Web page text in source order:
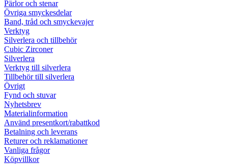
Pärlor och stenar
Övriga smyckesdelar
Band, tråd och smyckevajer
Verktyg
Silverlera och tillbehör
Cubic Zirconer
Silverlera
Verktyg till silverlera
Tillbehör till silverlera
Övrigt
Fynd och stuvar
Nyhetsbrev
Materialinformation
Använd presentkort/rabattkod
Betalning och leverans
Returer och reklamationer
Vanliga frågor
Köpvillkor